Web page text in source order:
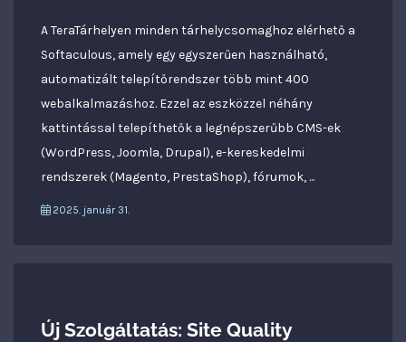
A TeraTárhelyen minden tárhelycsomaghoz elérhető a
Softaculous, amely egy egyszerűen használható,
automatizált telepítőrendszer több mint 400
webalkalmazáshoz. Ezzel az eszközzel néhány
kattintással telepíthetők a legnépszerűbb CMS-ek
(WordPress, Joomla, Drupal), e-kereskedelmi
rendszerek (Magento, PrestaShop), fórumok, ...
2025. január 31.
Új Szolgáltatás: Site Quality